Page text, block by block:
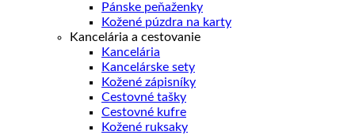
Pánske peňaženky
Kožené púzdra na karty
Kancelária a cestovanie
Kancelária
Kancelárske sety
Kožené zápisníky
Cestovné tašky
Cestovné kufre
Kožené ruksaky